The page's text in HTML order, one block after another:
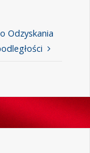
Odzyskania